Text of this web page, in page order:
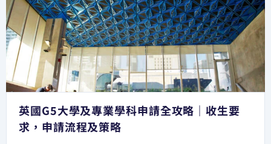
英國G5大學及專業學科申請全攻略｜收生要
求，申請流程及策略